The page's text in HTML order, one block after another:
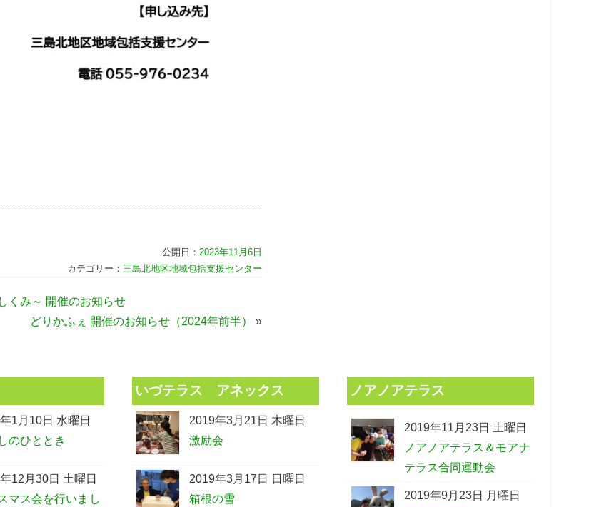
公開日：2023年11月6日
カテゴリー：三島北地区地域包括支援センター
くみ～ 開催のお知らせ
どりかふぇ 開催のお知らせ（2024年前半）
»
1月10日 水曜日
のひととき
12月30日 土曜日
マス会を行いまし
いづテラス アネックス
2019年3月21日 木曜日
激励会
2019年3月17日 日曜日
箱根の雪
ノアノアテラス
2019年11月23日 土曜日
ノアノアテラス＆モアナ
テラス合同運動会
2019年9月23日 月曜日